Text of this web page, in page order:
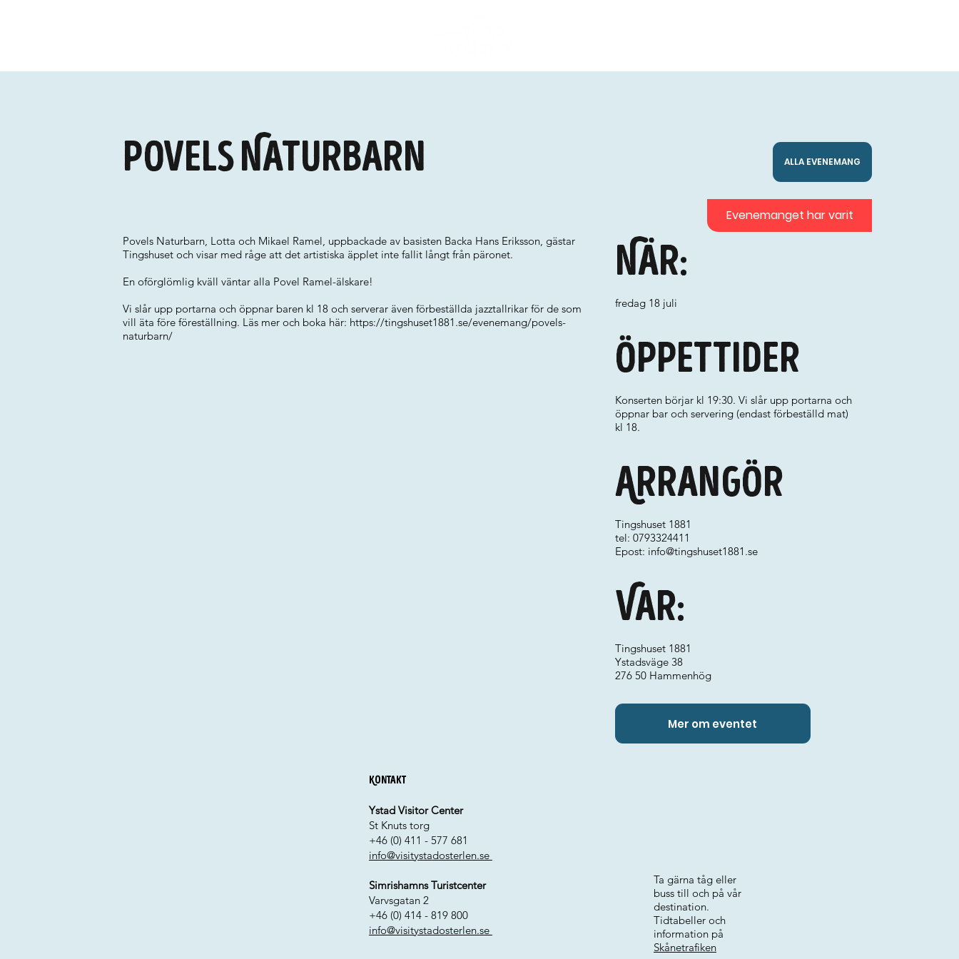
Povels Naturbarn ALLA EVENEMANG
Povels Naturbarn, Lotta och Mikael Ramel, uppbackade av basisten Backa Hans Eriksson, gästar
Tingshuset och visar med råge att det artistiska äpplet inte fallit långt från päronet.
En oförglömlig kväll väntar alla Povel Ramel-älskare!
Vi slår upp portarna och öppnar baren kl 18 och serverar även förbeställda jazztallrikar för de som
vill äta före föreställning. Läs mer och boka här: https://tingshuset1881.se/evenemang/povels-
naturbarn/
När:
fredag 18 juli
Var:
Arrangör
Tingshuset 1881
tel: 0793324411
Epost: info@tingshuset1881.se
Tingshuset 1881
Ystadsväge 38
276 50 Hammenhög
Öppettider
Konserten börjar kl 19:30. Vi slår upp portarna och
öppnar bar och servering (endast förbeställd mat)
kl 18.
Mer om eventet
Evenemanget har varit
Kontakt
Ystad Visitor Center
St Knuts torg
+46 (0) 411 - 577 681
info@visitystadosterlen.se
Simrishamns Turistcenter
Varvsgatan 2
+46 (0) 414 - 819 800
info@visitystadosterlen.se
Ta gärna tåg eller
buss till och på vår
destination.
Tidtabeller och
information på
Skånetrafiken